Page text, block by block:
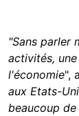
"Sans parler
activités,
l'économie",
aux Etats-
beaucoup